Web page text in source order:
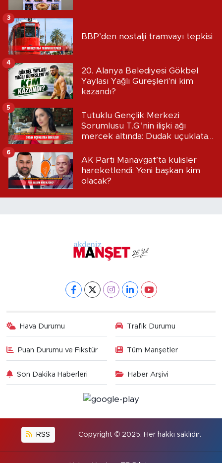
BBP’den nostalji tramvayı tepkisi
3
20. Alanya Belediyesi Gökbel
Yaylası Yağlı Güreşleri'ni kim
kazandı?
4
Tutuklu Gençlik Merkezi
Sorumlusu T.G.’nin ilişki ağı
mercek altında: Dudak uçuklatan
5
AK Parti Manavgat’ta kulisler
hareketlendi: Yeni başkan kim
olacak?
6
Hava Durumu Trafik Durumu
Puan Durumu ve Fikstür Tüm Manşetler
Son Dakika Haberleri Haber Arşivi
RSS Copyright © 2025. Her hakkı saklıdır.